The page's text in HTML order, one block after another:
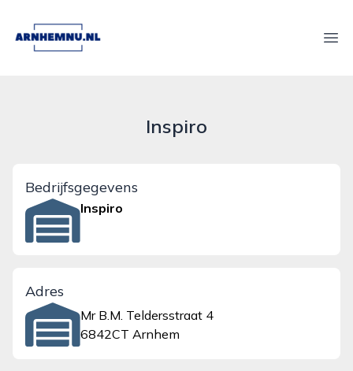
arnhemnu.nl
Inspiro
Bedrijfsgegevens
Inspiro
Adres
Mr B.M. Teldersstraat 4
6842CT Arnhem